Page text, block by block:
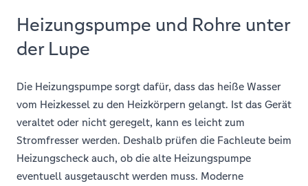
Heizungspumpe und Rohre unter
der Lupe
Die Heizungspumpe sorgt dafür, dass das heiße Wasser
vom Heizkessel zu den Heizkörpern gelangt. Ist das Gerät
veraltet oder nicht geregelt, kann es leicht zum
Stromfresser werden. Deshalb prüfen die Fachleute beim
Heizungscheck auch, ob die alte Heizungspumpe
eventuell ausgetauscht werden muss. Moderne